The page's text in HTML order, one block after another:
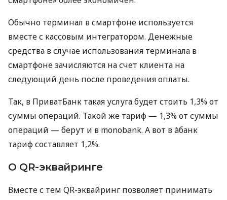
Обычно терминал в смартфоне используется
вместе с кассовым интегратором. Денежные
средства в случае использования терминала в
смартфоне зачисляются на счет клиента на
следующий день после проведения оплаты.
Так, в ПриватБанк такая услуга будет стоить 1,3% от
суммы операций. Такой же тариф — 1,3% от суммы
операций — берут и в monobank. А вот в àбанк
тариф составляет 1,2%.
О QR-эквайринге
Вместе с тем QR-эквайринг позволяет принимать